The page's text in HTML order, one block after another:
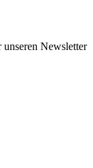
Newsletter